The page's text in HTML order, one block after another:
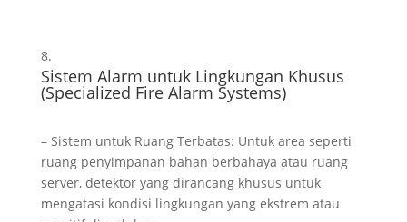
Sistem Alarm untuk Lingkungan Khusus
(Specialized Fire Alarm Systems)
– Sistem untuk Ruang Terbatas: Untuk area seperti
ruang penyimpanan bahan berbahaya atau ruang
server, detektor yang dirancang khusus untuk
mengatasi kondisi lingkungan yang ekstrem atau